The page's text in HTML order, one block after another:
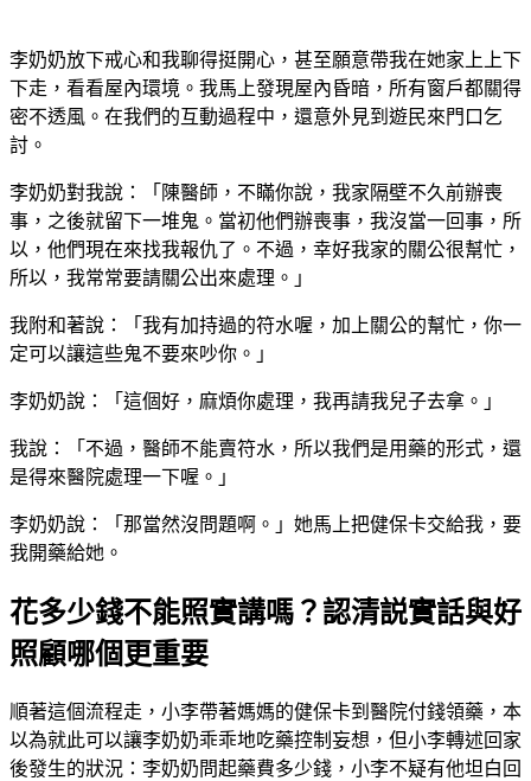
李奶奶放下戒心和我聊得挺開心，甚至願意帶我在她家上上下
下走，看看屋內環境。我馬上發現屋內昏暗，所有窗戶都關得
密不透風。在我們的互動過程中，還意外見到遊民來門口乞
討。
李奶奶對我說：「陳醫師，不瞞你說，我家隔壁不久前辦喪
事，之後就留下一堆鬼。當初他們辦喪事，我沒當一回事，所
以，他們現在來找我報仇了。不過，幸好我家的關公很幫忙，
所以，我常常要請關公出來處理。」
我附和著說：「我有加持過的符水喔，加上關公的幫忙，你一
定可以讓這些鬼不要來吵你。」
李奶奶說：「這個好，麻煩你處理，我再請我兒子去拿。」
我說：「不過，醫師不能賣符水，所以我們是用藥的形式，還
是得來醫院處理一下喔。」
李奶奶說：「那當然沒問題啊。」她馬上把健保卡交給我，要
我開藥給她。
花多少錢不能照實講嗎？認清説實話與好
照顧哪個更重要
順著這個流程走，小李帶著媽媽的健保卡到醫院付錢領藥，本
以為就此可以讓李奶奶乖乖地吃藥控制妄想，但小李轉述回家
後發生的狀況：李奶奶問起藥費多少錢，小李不疑有他坦白回